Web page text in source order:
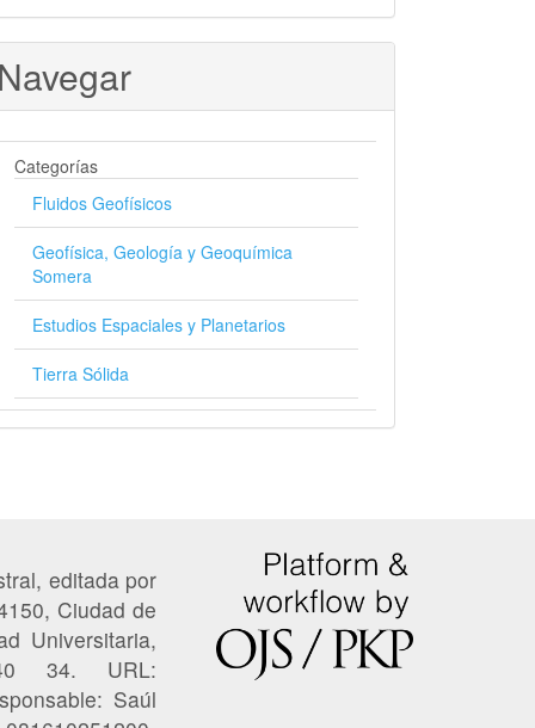
Navegar
Categorías
Fluidos Geofísicos
Geofísica, Geología y Geoquímica
Somera
Estudios Espaciales y Planetarios
Tierra Sólida
editada por
Ciudad de
Universitaria,
34. URL:
Saúl